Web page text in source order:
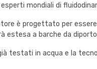
mondiali di
è progettato per
estesa a barche da
testati in acqua e la